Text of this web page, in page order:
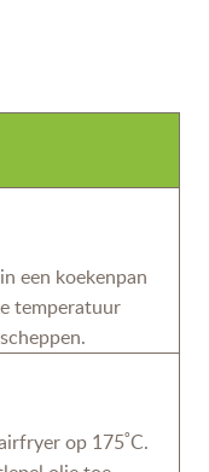
een koekenpan
temperatuur
op 175˚C.